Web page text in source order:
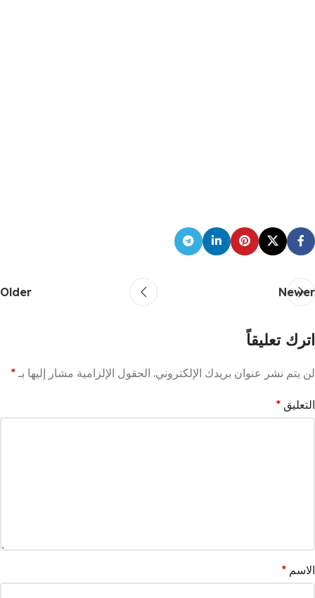
Newer
Older
اترك تعليقاً
لن يتم نشر عنوان بريدك الإلكتروني. الحقول الإلزامية مشار إليها بـ *
التعليق *
الاسم *